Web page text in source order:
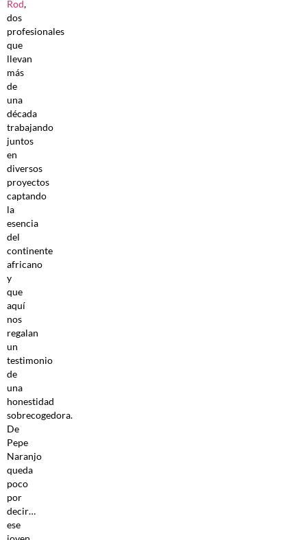
Rod,
dos
profesionales
que
llevan
más
de
una
década
trabajando
juntos
en
diversos
proyectos
captando
la
esencia
del
continente
africano
y
que
aquí
nos
regalan
un
testimonio
de
una
honestidad
sobrecogedora.
De
Pepe
Naranjo
queda
poco
por
decir…
ese